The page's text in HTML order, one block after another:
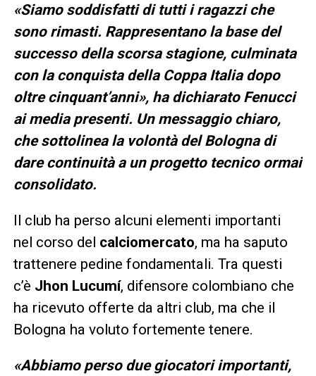
«Siamo soddisfatti di tutti i ragazzi che
sono rimasti. Rappresentano la base del
successo della scorsa stagione, culminata
con la conquista della Coppa Italia dopo
oltre cinquant’anni», ha dichiarato Fenucci
ai media presenti. Un messaggio chiaro,
che sottolinea la volontà del Bologna di
dare continuità a un progetto tecnico ormai
consolidato.
Il club ha perso alcuni elementi importanti
nel corso del calciomercato, ma ha saputo
trattenere pedine fondamentali. Tra questi
c’è Jhon Lucumí, difensore colombiano che
ha ricevuto offerte da altri club, ma che il
Bologna ha voluto fortemente tenere.
«Abbiamo perso due giocatori importanti,